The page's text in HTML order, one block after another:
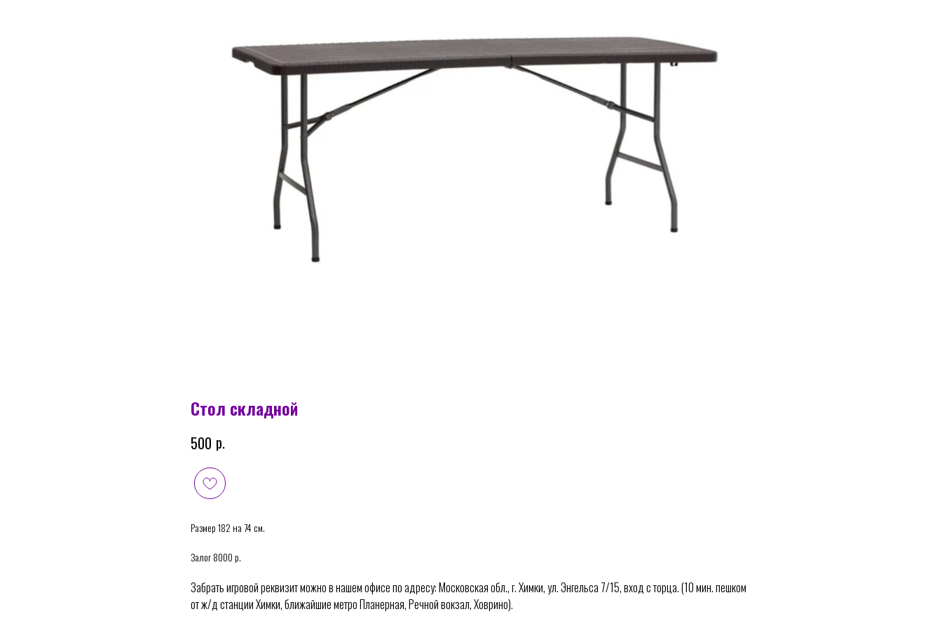
Стол складной
500 р.
Размер 182 на 74 см.
Залог 8000 р.
Забрать игровой реквизит можно в нашем офисе по адресу: Московская обл., г. Химки, ул. Энгельса 7/15, вход с торца. (10 мин. пешком
от ж/д станции Химки, ближайшие метро Планерная, Речной вокзал, Ховрино).